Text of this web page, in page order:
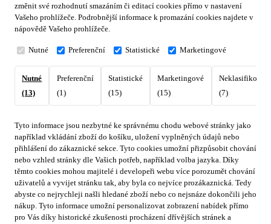
změnit své rozhodnutí smazáním či editací cookies přímo v nastavení
Vašeho prohlížeče. Podrobnější informace k promazání cookies najdete v
nápovědě Vašeho prohlížeče.
Nutné Preferenční Statistické Marketingové
Nutné
(13)
Preferenční
(1)
Statistické
(15)
Marketingové
(15)
(7)
Tyto informace jsou nezbytné ke správnému chodu webové stránky jako
například vkládání zboží do košíku, uložení vyplněných údajů nebo
přihlášení do zákaznické sekce. Tyto cookies umožní přizpůsobit chování
nebo vzhled stránky dle Vašich potřeb, například volba jazyka. Díky
těmto cookies mohou majitelé i developeři webu více porozumět chování
uživatelů a vyvijet stránku tak, aby byla co nejvíce prozákaznická. Tedy
abyste co nejrychleji našli hledané zboží nebo co nejsnáze dokončili jeho
nákup. Tyto informace umožní personalizovat zobrazení nabídek přímo
pro Vás díky historické zkušenosti procházení dřívějších stránek a